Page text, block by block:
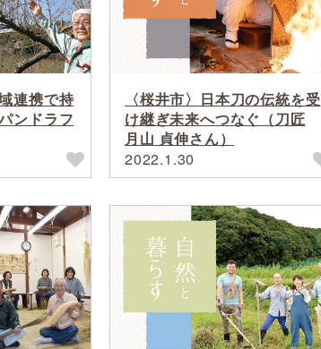
連携で持
ンドラフ
〈桜井市〉日本刀の伝統を受
け継ぎ未来へつなぐ（刀匠
月山 貞伸さん）
2022.1.30